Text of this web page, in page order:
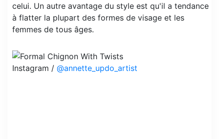
celui. Un autre avantage du style est qu'il a tendance
à flatter la plupart des formes de visage et les
femmes de tous âges.
Instagram / @annette_updo_artist